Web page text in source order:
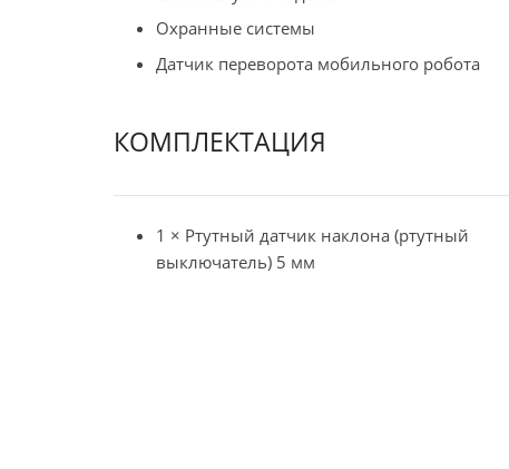
Охранные системы
Датчик переворота мобильного робота
КОМПЛЕКТАЦИЯ
1 × Ртутный датчик наклона (ртутный
выключатель) 5 мм